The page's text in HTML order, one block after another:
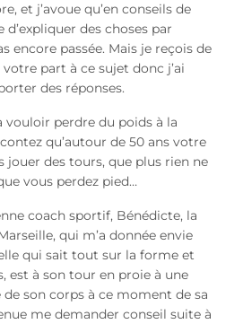
et j’avoue qu’en conseils de
d’expliquer des choses par
encore passée. Mais je reçois de
part à ce sujet donc j’ai
des réponses.
vouloir perdre du poids à la
qu’autour de 50 ans votre
jouer des tours, que plus rien ne
vous perdez pied…
coach sportif, Bénédicte, la
qui m’a donnée envie
qui sait tout sur la forme et
est à son tour en proie à une
son corps à ce moment de sa
me demander conseil suite à